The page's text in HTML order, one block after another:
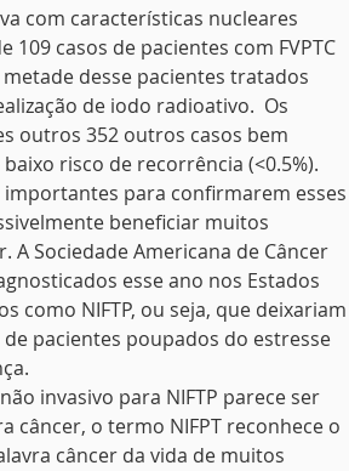
com características nucleares
casos de pacientes com FVPTC
desse pacientes tratados
de iodo radioativo.  Os
outros 352 outros casos bem
risco de recorrência (<0.5%).
para confirmarem esses
beneficiar muitos
Sociedade Americana de Câncer
esse ano nos Estados
como NIFTP, ou seja, que deixariam
pacientes poupados do estresse
invasivo para NIFTP parece ser
câncer, o termo NIFPT reconhece o
câncer da vida de muitos